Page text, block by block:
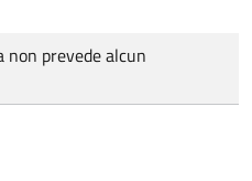
non prevede alcun